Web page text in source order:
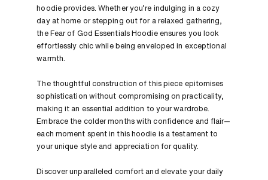
hoodie provides. Whether you’re indulging in a cozy
day at home or stepping out for a relaxed gathering,
the Fear of God Essentials Hoodie ensures you look
effortlessly chic while being enveloped in exceptional
warmth.
The thoughtful construction of this piece epitomises
sophistication without compromising on practicality,
making it an essential addition to your wardrobe.
Embrace the colder months with confidence and flair—
each moment spent in this hoodie is a testament to
your unique style and appreciation for quality.
Discover unparalleled comfort and elevate your daily